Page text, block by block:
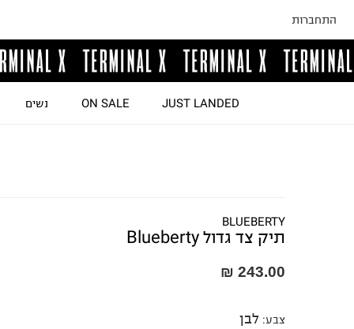
התחברות
JUST LANDED
ON SALE נשים
BLUEBERTY
תיק צד גדול Blueberty
243.00 ₪
צבע: לבן